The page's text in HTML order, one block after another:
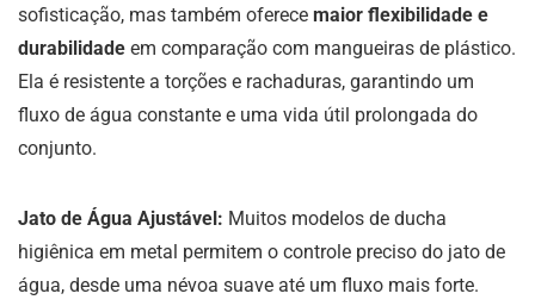
sofisticação, mas também oferece maior flexibilidade e
durabilidade em comparação com mangueiras de plástico.
Ela é resistente a torções e rachaduras, garantindo um
fluxo de água constante e uma vida útil prolongada do
conjunto.
Jato de Água Ajustável: Muitos modelos de ducha
higiênica em metal permitem o controle preciso do jato de
água, desde uma névoa suave até um fluxo mais forte.